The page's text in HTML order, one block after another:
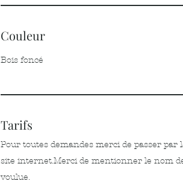
Couleur
Bois foncé
Tarifs
Pour toutes demandes merci de passer par
site internet.Merci de mentionner le nom
voulue.